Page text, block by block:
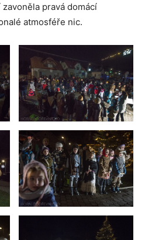
pravá domácí
atmosféře nic.